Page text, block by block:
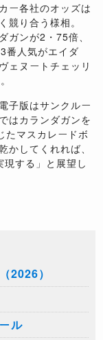
ー各社のオッズは
競り合う様相。
ガンが2・75倍、
番人気がエイダ
ェヌートチェッリ
子版はサンクルー
はカランダガンを
たマスカレードボ
かしてくれれば、
する」と展望し
2026）
ル